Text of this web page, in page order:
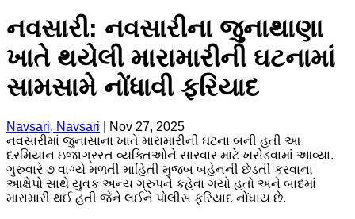
નવસારી: નવસારીના જુનાથાણા
ખાતે થયેલી મારામારીની ઘટનામાં
સામસામે નોંધાવી ફરિયાદ
Navsari, Navsari
Nov 27, 2025
નવસારીમાં જુનાસાના ખાતે મારામારીની ઘટના બની હતી આ
દરમિયાન ઇજાગ્રસ્ત વ્યક્તિઓને સારવાર માટે ખસેડવામાં આવ્યા.
ગુરુવારે ૭ વાગ્યે મળતી માહિતી મુજબ બહેનની છેડતી કરવાના
આક્ષેપો સાથે યુવક અન્ય ગ્રુપને કહેવા ગયો હતો અને બાદમાં
મારામારી થઈ હતી જેને લઈને પોલીસ ફરિયાદ નોંધાય છે.